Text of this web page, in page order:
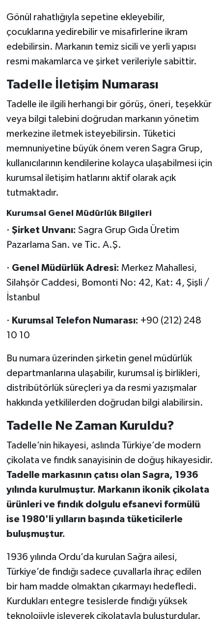
Gönül rahatlığıyla sepetine ekleyebilir,
çocuklarına yedirebilir ve misafirlerine ikram
edebilirsin. Markanın temiz sicili ve yerli yapısı
resmi makamlarca ve şirket verileriyle sabittir.
Tadelle İletişim Numarası
Tadelle ile ilgili herhangi bir görüş, öneri, teşekkür
veya bilgi talebini doğrudan markanın yönetim
merkezine iletmek isteyebilirsin. Tüketici
memnuniyetine büyük önem veren Sagra Grup,
kullanıcılarının kendilerine kolayca ulaşabilmesi için
kurumsal iletişim hatlarını aktif olarak açık
tutmaktadır.
Kurumsal Genel Müdürlük Bilgileri
· Şirket Unvanı: Sagra Grup Gıda Üretim
Pazarlama San. ve Tic. A.Ş.
· Genel Müdürlük Adresi: Merkez Mahallesi,
Silahşör Caddesi, Bomonti No: 42, Kat: 4, Şişli /
İstanbul
· Kurumsal Telefon Numarası: +90 (212) 248
10 10
Bu numara üzerinden şirketin genel müdürlük
departmanlarına ulaşabilir, kurumsal iş birlikleri,
distribütörlük süreçleri ya da resmi yazışmalar
hakkında yetkililerden doğrudan bilgi alabilirsin.
Tadelle Ne Zaman Kuruldu?
Tadelle’nin hikayesi, aslında Türkiye’de modern
çikolata ve fındık sanayisinin de doğuş hikayesidir.
Tadelle markasının çatısı olan Sagra, 1936
yılında kurulmuştur. Markanın ikonik çikolata
ürünleri ve fındık dolgulu efsanevi formülü
ise 1980'li yılların başında tüketicilerle
buluşmuştur.
1936 yılında Ordu’da kurulan Sağra ailesi,
Türkiye’de fındığı sadece çuvallarla ihraç edilen
bir ham madde olmaktan çıkarmayı hedefledi.
Kurdukları entegre tesislerde fındığı yüksek
teknolojiyle işleyerek çikolatayla buluşturdular.